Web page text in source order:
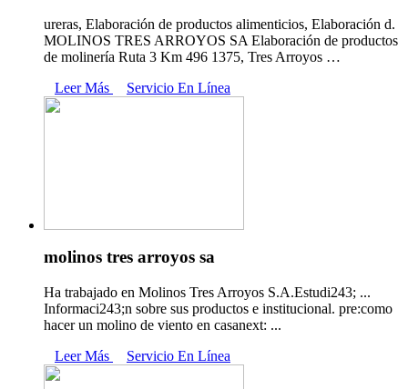
ureras, Elaboración de productos alimenticios, Elaboración d.
MOLINOS TRES ARROYOS SA Elaboración de productos
de molinería Ruta 3 Km 496 1375, Tres Arroyos …
Leer Más
Servicio En Línea
molinos tres arroyos sa
Ha trabajado en Molinos Tres Arroyos S.A.Estudi243; ...
Informaci243;n sobre sus productos e institucional. pre:como
hacer un molino de viento en casanext: ...
Leer Más
Servicio En Línea